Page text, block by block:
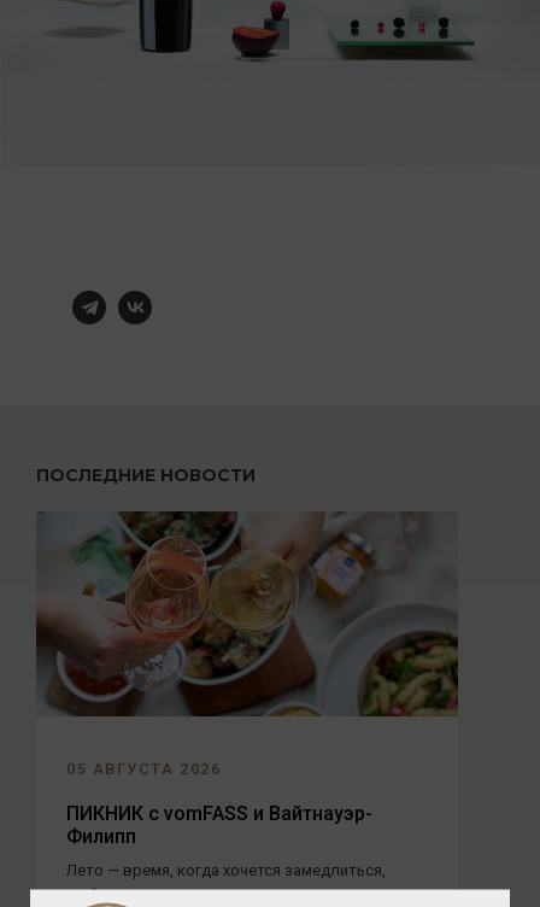
ПОСЛЕДНИЕ НОВОСТИ
05 АВГУСТА 2026
ПИКНИК с vomFASS и Вайтнауэр-
Филипп
Лето — время, когда хочется замедлиться,
выбраться на природу и разделить радость с